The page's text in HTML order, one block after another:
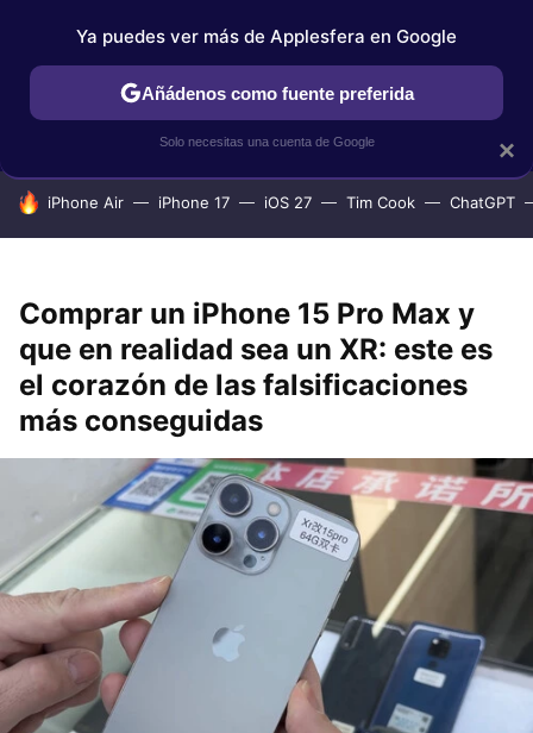
IPHONE TUTORIALES APPLESFERA SELECCIÓN
HOY SE HABLA DE
iPhone Air iPhone 17 iOS 27 Tim Cook ChatGPT
Comprar un iPhone 15 Pro Max y
que en realidad sea un XR: este es
el corazón de las falsificaciones
más conseguidas
×
Ya puedes ver más de Applesfera en Google
Añádenos como fuente preferida
Solo necesitas una cuenta de Google